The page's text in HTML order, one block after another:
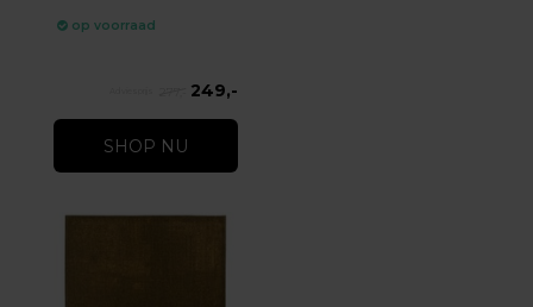
op voorraad
249,-
SHOP NU